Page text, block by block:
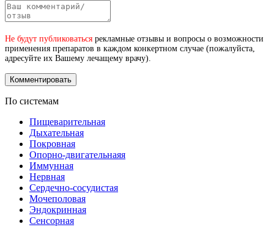
Не будут публиковаться рекламные отзывы и вопросы о возможности
применения препаратов в каждом конкертном случае (пожалуйста,
адресуйте их Вашему лечащему врачу).
По системам
Пищеварительная
Дыхательная
Покровная
Опорно-двигательнаяя
Иммунная
Нервная
Сердечно-сосудистая
Мочеполовая
Эндокринная
Сенсорная